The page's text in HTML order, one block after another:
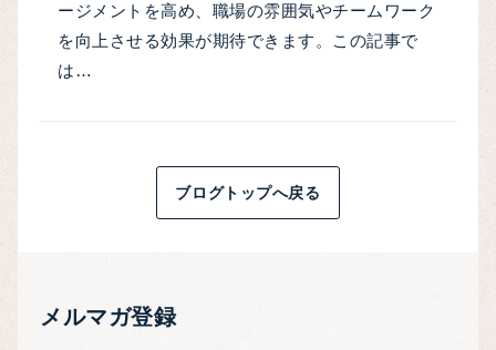
ージメントを高め、職場の雰囲気やチームワーク
を向上させる効果が期待できます。この記事で
は…
ブログトップへ戻る
メルマガ登録